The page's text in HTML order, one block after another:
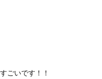
ごいです！！